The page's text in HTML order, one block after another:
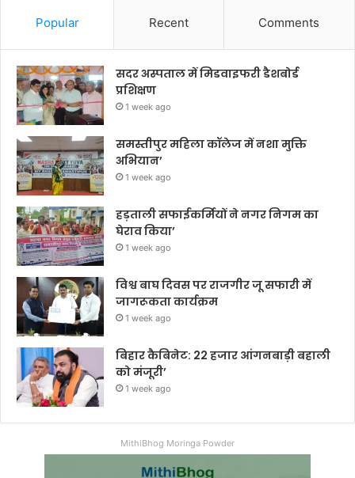
Popular Recent Comments
सदर अस्पताल में मिडवाइफरी डैशबोर्ड
प्रशिक्षण
1 week ago
समस्तीपुर महिला कॉलेज में नशा मुक्ति
अभियान’
1 week ago
हड़ताली सफाईकर्मियों ने नगर निगम का
घेराव किया’
1 week ago
विश्व बाघ दिवस पर राजगीर जू सफारी में
जागरूकता कार्यक्रम
1 week ago
बिहार कैबिनेट: 22 हजार आंगनबाड़ी बहाली
को मंजूरी’
1 week ago
MithiBhog Moringa Powder